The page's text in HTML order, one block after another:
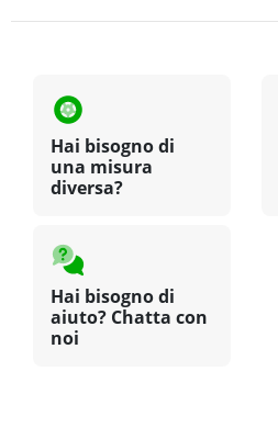
Hai bisogno di
una misura
diversa?
Hai bisogno di
aiuto? Chatta con
noi